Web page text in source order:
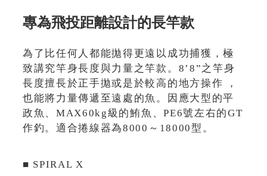
專為飛投距離設計的長竿款
為了比任何人都能拋得更遠以成功捕獲，極
致講究竿身長度與力量之竿款。8’8”之竿身
長度擅長於正手拋或是於較高的地方操作 ，
也能將力量傳遞至遠處的魚。因應大型的平
政魚、MAX60kg級的鮪魚、PE6號左右的GT
作釣。適合捲線器為8000～18000型。
■ SPIRAL X